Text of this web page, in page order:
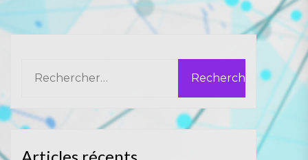
Articles récents